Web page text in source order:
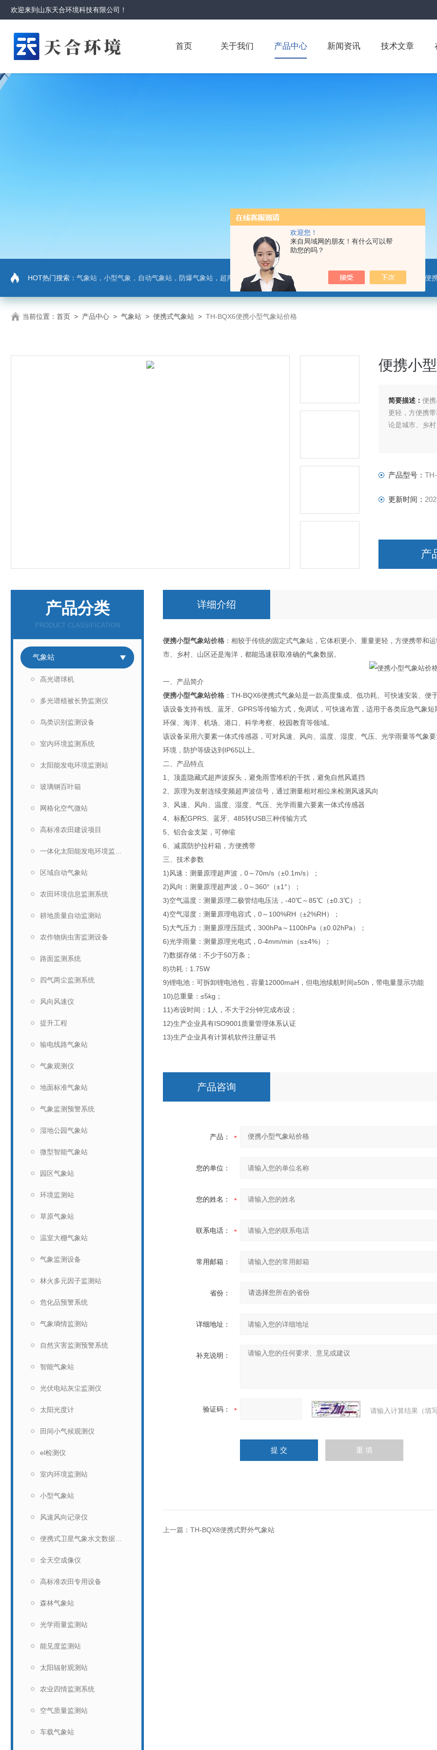
欢迎您！
来自局域网的朋友！有什么可以帮
助您的吗？
欢迎来到 山东天合环境科技有限公司 ！
首页 关于我们 产品中心 新闻资讯 技术文章
HOT热门搜索： 气象站，小型气象，自动气象站，防爆气象站，超声波气象站，土壤墒情监测站，负氧离子监测站，微气象传感器，便携气象站，手持气象站，水位监测站，智慧路灯传感器，智慧农业传感器，非洲猪瘟检测仪，动物疫病
当前位置： 首页 > 产品中心 > 气象站 > 便携式气象站 > TH-BQX6便携小型气象站价格
便携小
简要描述：便
更轻，方便携
论是城市、乡
产品型号：
更新时间：
产
产品分类
PRODUCT CLASSIFICATION
气象站
高光谱球机
多光谱植被长势监测仪
鸟类识别监测设备
室内环境监测系统
太阳能发电环境监测站
玻璃钢百叶箱
网格化空气微站
高标准农田建设项目
区域自动气象站
农田环境信息监测系统
耕地质量自动监测站
农作物病虫害监测设备
路面监测系统
四气两尘监测系统
风向风速仪
提升工程
输电线路气象站
气象观测仪
地面标准气象站
气象监测预警系统
湿地公园气象站
微型智能气象站
园区气象站
环境监测站
草原气象站
温室大棚气象站
气象监测设备
林火多元因子监测站
危化品预警系统
气象墒情监测站
自然灾害监测预警系统
智能气象站
光伏电站灰尘监测仪
太阳光度计
田间小气候观测仪
el检测仪
室内环境监测站
小型气象站
风速风向记录仪
全天空成像仪
高标准农田专用设备
森林气象站
光学雨量监测站
能见度监测站
太阳辐射观测站
农业四情监测系统
空气质量监测站
车载气象站
详细介绍
便携小型气象站价格 ：相较于传统的固定式气象站，它体积更小、重量更轻，方便携带和
市、乡村、山区还是海洋，都能迅速获取准确的气象数据。
一、产品简介
便携小型气象站价格 ： TH-BQX6便携式气象站是一款高度集成、低功耗、可快速安装、便
该设备支持有线、蓝牙、GPRS等传输方式，免调试，可快速布置，适用于各类应急气象
环保、海洋、机场、港口、科学考察、校园教育等领域。
该设备采用六要素一体式传感器，可对风速、风向、温度、湿度、气压、光学雨量等气象
环境，防护等级达到IP65以上。
二、产品特点
1、顶盖隐藏式超声波探头，避免雨雪堆积的干扰，避免自然风遮挡
2、原理为发射连续变频超声波信号，通过测量相对相位来检测风速风向
3、风速、风向、温度、湿度、气压、光学雨量六要素一体式传感器
4、标配GPRS、蓝牙、485转USB三种传输方式
5、铝合金支架，可伸缩
6、减震防护拉杆箱，方便携带
三、技术参数
1)风速：测量原理超声波，0～70m/s（±0.1m/s）；
2)风向：测量原理超声波，0～360°（±1°）；
3)空气温度：测量原理二极管结电压法，-40℃～85℃（±0.3℃）；
4)空气湿度：测量原理电容式，0～100%RH（±2%RH）；
5)大气压力：测量原理压阻式，300hPa～1100hPa（±0.02hPa）；
6)光学雨量：测量原理光电式，0-4mm/min（≤±4%）；
7)数据存储：不少于50万条；
8)功耗：1.75W
9)锂电池：可拆卸锂电池包，容量12000maH，但电池续航时间≥50h，带电量显示功能
10)总重量：≤5kg；
11)布设时间：1人，不大于2分钟完成布设；
12)生产企业具有ISO9001质量管理体系认证
13)生产企业具有计算机软件注册证书
产品咨询
产品：
您的单位：
您的姓名：
联系电话：
常用邮箱：
省份：
详细地址：
补充说明：
验证码： 请输入计算结果（填
上一篇： TH-BQX8便携式野外气象站